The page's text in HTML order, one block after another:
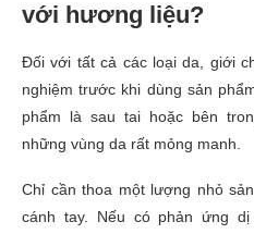
với hương liệu?
Đối với tất cả các loại da, giới
nghiệm trước khi dùng sản
phẩm là sau tai hoặc bên
những vùng da rất mỏng manh.
Chỉ cần thoa một lượng nhỏ
cánh tay. Nếu có phản ứng